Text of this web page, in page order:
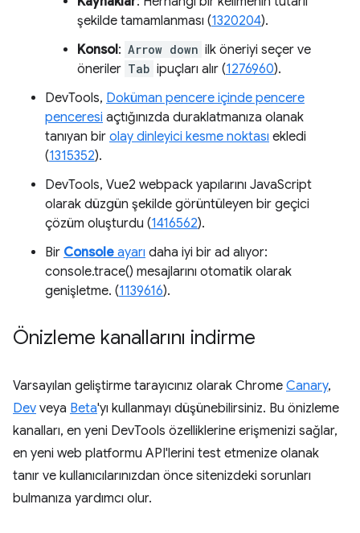
şekilde tamamlanması (1320204).
Konsol: Arrow down ilk öneriyi seçer ve
öneriler Tab ipuçları alır (1276960).
DevTools, Doküman pencere içinde pencere
penceresi açtığınızda duraklatmanıza olanak
tanıyan bir olay dinleyici kesme noktası ekledi
(1315352).
DevTools, Vue2 webpack yapılarını JavaScript
olarak düzgün şekilde görüntüleyen bir geçici
çözüm oluşturdu (1416562).
Bir Console ayarı daha iyi bir ad alıyor:
console.trace() mesajlarını otomatik olarak
genişletme. (1139616).
Önizleme kanallarını indirme
Varsayılan geliştirme tarayıcınız olarak Chrome Canary,
Dev veya Beta'yı kullanmayı düşünebilirsiniz. Bu önizleme
kanalları, en yeni DevTools özelliklerine erişmenizi sağlar,
en yeni web platformu API'lerini test etmenize olanak
tanır ve kullanıcılarınızdan önce sitenizdeki sorunları
bulmanıza yardımcı olur.